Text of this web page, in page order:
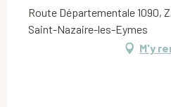
Route Départementale 1090,
Saint-Nazaire-les-Eymes
M'y